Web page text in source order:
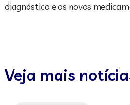
diagnóstico e os novos
Veja mais